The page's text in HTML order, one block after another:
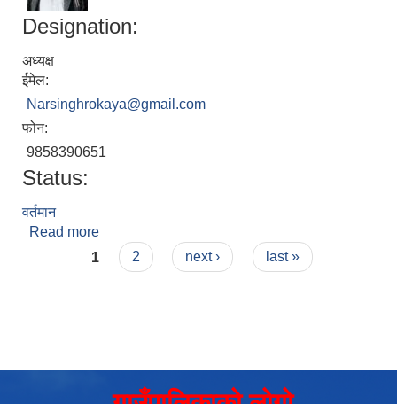
Designation:
अध्यक्ष
ईमेल:
Narsinghrokaya@gmail.com
फोन:
9858390651
Status:
वर्तमान
Read more
Pages
1 2 next › last »